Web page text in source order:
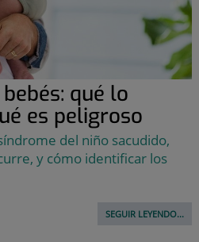
qué lo
es peligroso
del niño sacudido,
y cómo identificar los
SEGUIR LEYENDO...